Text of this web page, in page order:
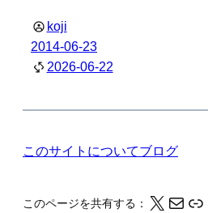
koji
2014-06-23
2026-06-22
このサイトについてブログ
このページを共有する： X メール このページの情報をクリップボードにコピーする